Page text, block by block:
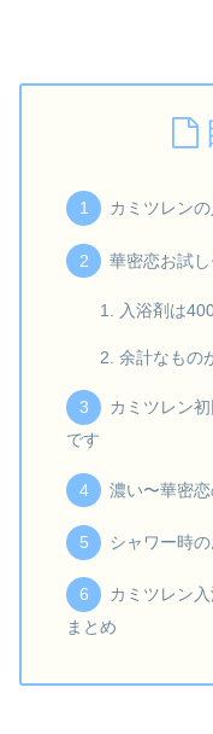
カミツレン
華密恋お試
入浴剤は
余計なもの
カミツレン
です
濃い〜華密
シャワー時
カミツレン
まとめ